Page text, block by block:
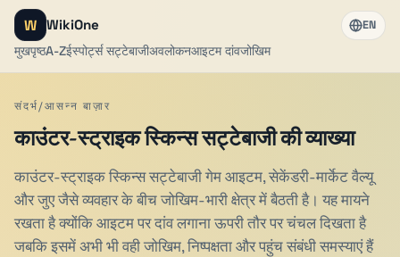
W WikiOne
मुखपृष्ठA-Zईस्पोर्ट्स सट्टेबाजीअवलोकनआइटम दांवजोखिम
EN
संदर्भ/आसन्न बाज़ार
काउंटर-स्ट्राइक स्किन्स सट्टेबाजी की व्याख्या
काउंटर-स्ट्राइक स्किन्स सट्टेबाजी गेम आइटम, सेकेंडरी-मार्केट वैल्यू
और जुए जैसे व्यवहार के बीच जोखिम-भारी क्षेत्र में बैठती है। यह मायने
रखता है क्योंकि आइटम पर दांव लगाना ऊपरी तौर पर चंचल दिखता है
जबकि इसमें अभी भी वही जोखिम, निष्पक्षता और पहुंच संबंधी समस्याएं हैं